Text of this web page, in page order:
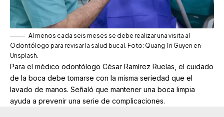
Al menos cada seis meses se debe realizar una visita al
Odontólogo para revisar la salud bucal. Foto: Quang Tri Guyen en
Unsplash.
Para el médico odontólogo César Ramírez Ruelas, el cuidado
de la boca debe tomarse con la misma seriedad que el
lavado de manos. Señaló que mantener una boca limpia
ayuda a prevenir una serie de complicaciones.